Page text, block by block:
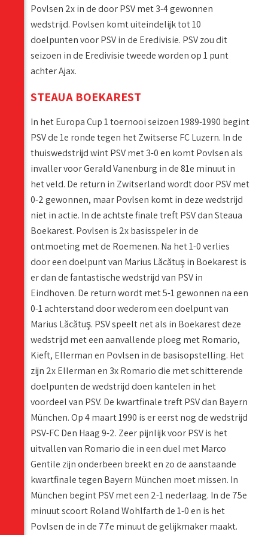
Povlsen 2x in de door PSV met 3-4 gewonnen
wedstrijd. Povlsen komt uiteindelijk tot 10
doelpunten voor PSV in de Eredivisie. PSV zou dit
seizoen in de Eredivisie tweede worden op 1 punt
achter Ajax.
STEAUA BOEKAREST
In het Europa Cup 1 toernooi seizoen 1989-1990 begint
PSV de 1e ronde tegen het Zwitserse FC Luzern. In de
thuiswedstrijd wint PSV met 3-0 en komt Povlsen als
invaller voor Gerald Vanenburg in de 81e minuut in
het veld. De return in Zwitserland wordt door PSV met
0-2 gewonnen, maar Povlsen komt in deze wedstrijd
niet in actie. In de achtste finale treft PSV dan Steaua
Boekarest. Povlsen is 2x basisspeler in de
ontmoeting met de Roemenen. Na het 1-0 verlies
door een doelpunt van Marius Lăcătuş in Boekarest is
er dan de fantastische wedstrijd van PSV in
Eindhoven. De return wordt met 5-1 gewonnen na een
0-1 achterstand door wederom een doelpunt van
Marius Lăcătuş. PSV speelt net als in Boekarest deze
wedstrijd met een aanvallende ploeg met Romario,
Kieft, Ellerman en Povlsen in de basisopstelling. Het
zijn 2x Ellerman en 3x Romario die met schitterende
doelpunten de wedstrijd doen kantelen in het
voordeel van PSV. De kwartfinale treft PSV dan Bayern
München. Op 4 maart 1990 is er eerst nog de wedstrijd
PSV-FC Den Haag 9-2. Zeer pijnlijk voor PSV is het
uitvallen van Romario die in een duel met Marco
Gentile zijn onderbeen breekt en zo de aanstaande
kwartfinale tegen Bayern München moet missen. In
München begint PSV met een 2-1 nederlaag. In de 75e
minuut scoort Roland Wohlfarth de 1-0 en is het
Povlsen de in de 77e minuut de gelijkmaker maakt.